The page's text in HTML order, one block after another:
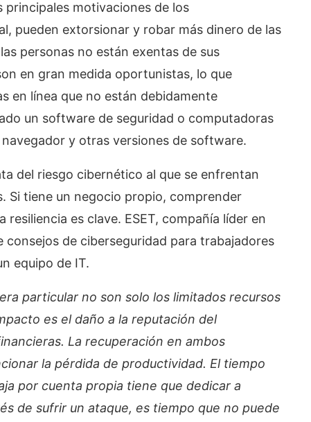
principales motivaciones de los
pueden extorsionar y robar más dinero de las
personas no están exentas de sus
en gran medida oportunistas, lo que
en línea que no están debidamente
un software de seguridad o computadoras
y otras versiones de software.
del riesgo cibernético al que se enfrentan
Si tiene un negocio propio, comprender
es clave. ESET, compañía líder en
de ciberseguridad para trabajadores
equipo de IT.
particular no son solo los limitados recursos
es el daño a la reputación del
La recuperación en ambos
la pérdida de productividad. El tiempo
por cuenta propia tiene que dedicar a
de sufrir un ataque, es tiempo que no puede